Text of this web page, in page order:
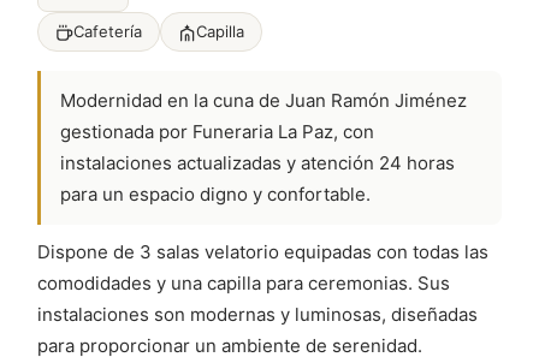
Cafetería Capilla
Modernidad en la cuna de Juan Ramón Jiménez
gestionada por Funeraria La Paz, con
instalaciones actualizadas y atención 24 horas
para un espacio digno y confortable.
Dispone de 3 salas velatorio equipadas con todas las
comodidades y una capilla para ceremonias. Sus
instalaciones son modernas y luminosas, diseñadas
para proporcionar un ambiente de serenidad.